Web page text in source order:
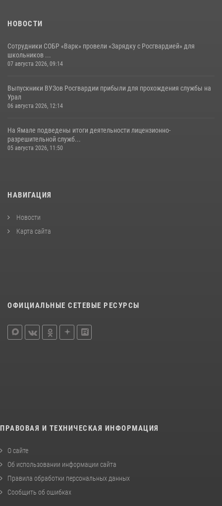
НОВОСТИ
Сотрудники СОБР «Варк» провели «Зарядку с Росгвардией» для
школьников ...
07 августа 2026, 09:14
Выпускники ВУЗов Росгвардии прибыли для прохождения службы на
Урал
06 августа 2026, 12:14
На Ямале подведены итоги деятельности лицензионно-
разрешительной служб...
05 августа 2026, 11:50
НАВИГАЦИЯ
Новости
Карта сайта
ОФИЦИАЛЬНЫЕ СЕТЕВЫЕ РЕСУРСЫ
ПРАВОВАЯ И ТЕХНИЧЕСКАЯ ИНФОРМАЦИЯ
О сайте
Об использовании информации сайта
Правила обработки персональных данных
Сообщить об ошибках